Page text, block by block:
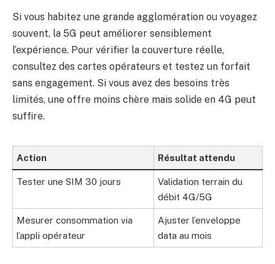
Si vous habitez une grande agglomération ou voyagez
souvent, la 5G peut améliorer sensiblement
l’expérience. Pour vérifier la couverture réelle,
consultez des cartes opérateurs et testez un forfait
sans engagement. Si vous avez des besoins très
limités, une offre moins chère mais solide en 4G peut
suffire.
Action Résultat attendu
Tester une SIM 30 jours
Validation terrain du
débit 4G/5G
Mesurer consommation via
l’appli opérateur
Ajuster l’enveloppe
data au mois